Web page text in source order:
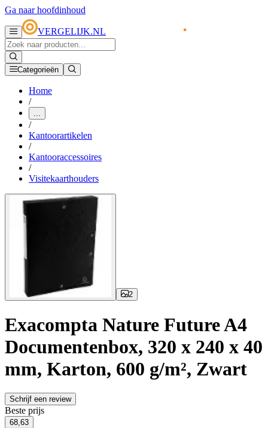
Ga naar hoofdinhoud
VERGELIJK.NL
Categorieën
Home
/
...
/
Kantoorartikelen
/
Kantooraccessoires
/
Visitekaarthouders
2
Exacompta Nature Future A4
Documentenbox, 320 x 240 x 40
mm, Karton, 600 g/m², Zwart
Schrijf een review
Beste prijs
68,63